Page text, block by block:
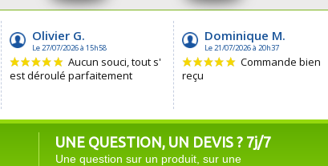
UNE QUESTION, UN DEVIS ? 7j/7
Une question sur un produit, sur une